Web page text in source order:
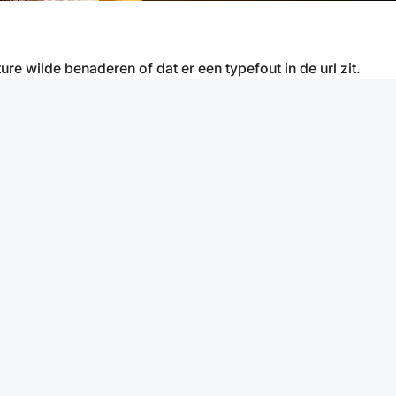
wilde benaderen of dat er een typefout in de url zit.